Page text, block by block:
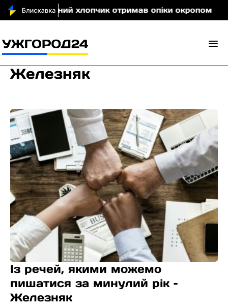
5-річний хлопчик отримав опіки окропом Кіно
Железняк
Із речей, якими можемо
пишатися за минулий рік –
Железняк